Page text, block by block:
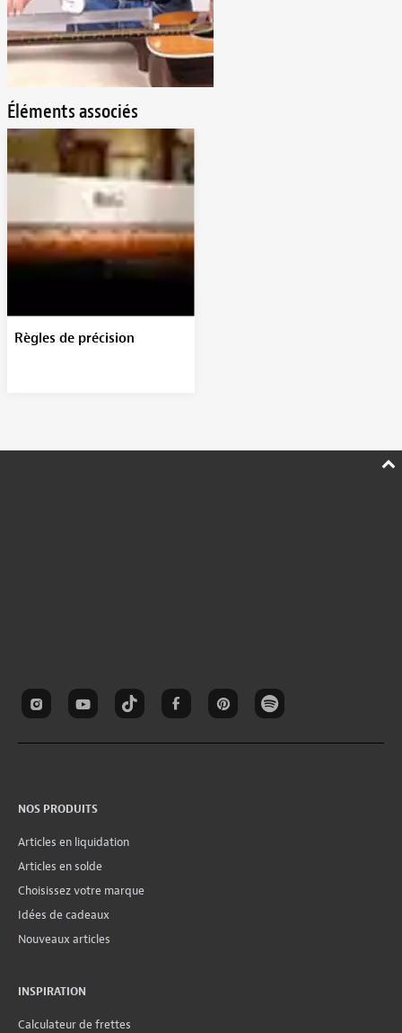
Éléments associés
Règles de précision
NOS PRODUITS
Articles en liquidation
Articles en solde
Choisissez votre marque
Idées de cadeaux
Nouveaux articles
INSPIRATION
Calculateur de frettes